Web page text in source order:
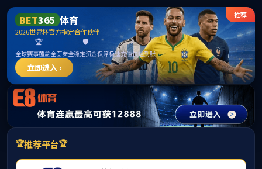
365英国上市公司(CHN-VIP认证)官网|Official
Website